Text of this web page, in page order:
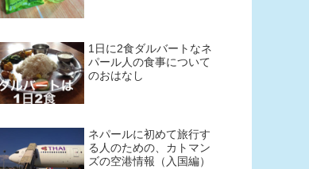
1日に2食ダルバートなネ
パール人の食事について
のおはなし
ネパールに初めて旅行す
る人のための、カトマン
ズの空港情報（入国編）